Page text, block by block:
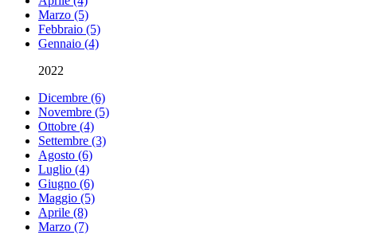
Marzo (5)
Febbraio (5)
Gennaio (4)
2022
Dicembre (6)
Novembre (5)
Ottobre (4)
Settembre (3)
Agosto (6)
Luglio (4)
Giugno (6)
Maggio (5)
Aprile (8)
Marzo (7)